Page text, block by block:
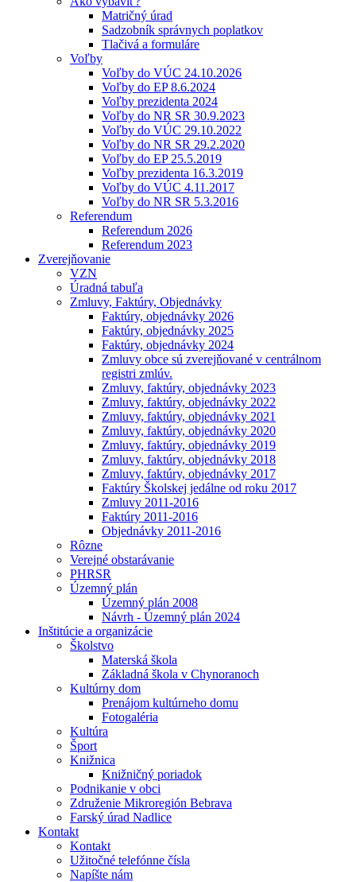
Matričný úrad
Sadzobník správnych poplatkov
Tlačivá a formuláre
Voľby
Voľby do VÚC 24.10.2026
Voľby do EP 8.6.2024
Voľby prezidenta 2024
Voľby do NR SR 30.9.2023
Voľby do VÚC 29.10.2022
Voľby do NR SR 29.2.2020
Voľby do EP 25.5.2019
Voľby prezidenta 16.3.2019
Voľby do VÚC 4.11.2017
Voľby do NR SR 5.3.2016
Referendum
Referendum 2026
Referendum 2023
Zverejňovanie
VZN
Úradná tabuľa
Zmluvy, Faktúry, Objednávky
Faktúry, objednávky 2026
Faktúry, objednávky 2025
Faktúry, objednávky 2024
Zmluvy obce sú zverejňované v centrálnom
registri zmlúv.
Zmluvy, faktúry, objednávky 2023
Zmluvy, faktúry, objednávky 2022
Zmluvy, faktúry, objednávky 2021
Zmluvy, faktúry, objednávky 2020
Zmluvy, faktúry, objednávky 2019
Zmluvy, faktúry, objednávky 2018
Zmluvy, faktúry, objednávky 2017
Faktúry Školskej jedálne od roku 2017
Zmluvy 2011-2016
Faktúry 2011-2016
Objednávky 2011-2016
Rôzne
Verejné obstarávanie
PHRSR
Územný plán
Územný plán 2008
Návrh - Územný plán 2024
Inštitúcie a organizácie
Školstvo
Materská škola
Základná škola v Chynoranoch
Kultúrny dom
Prenájom kultúrneho domu
Fotogaléria
Kultúra
Šport
Knižnica
Knižničný poriadok
Podnikanie v obci
Združenie Mikroregión Bebrava
Farský úrad Nadlice
Kontakt
Kontakt
Užitočné telefónne čísla
Napíšte nám